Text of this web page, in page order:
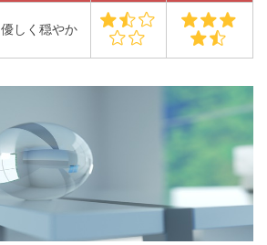
優しく穏やか